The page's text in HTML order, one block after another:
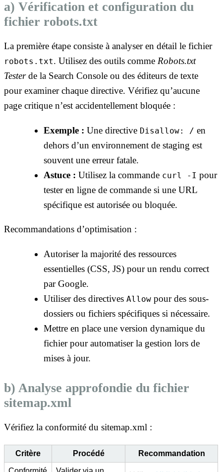
a) Vérification et configuration du
fichier robots.txt
La première étape consiste à analyser en détail le fichier
robots.txt. Utilisez des outils comme Robots.txt
Testerde la Search Console ou des éditeurs de texte
pour examiner chaque directive. Vérifiez qu’aucune
page critique n’est accidentellement bloquée :
Exemple : Une directive Disallow: / en
dehors d’un environnement de staging est
souvent une erreur fatale.
Astuce : Utilisez la commande curl -I pour
tester en ligne de commande si une URL
spécifique est autorisée ou bloquée.
Recommandations d’optimisation :
Autoriser la majorité des ressources
essentielles (CSS, JS) pour un rendu correct
par Google.
Utiliser des directives Allow pour des sous-
dossiers ou fichiers spécifiques si nécessaire.
Mettre en place une version dynamique du
fichier pour automatiser la gestion lors de
mises à jour.
b) Analyse approfondie du fichier
sitemap.xml
Vérifiez la conformité du sitemap.xml :
Critère Procédé Recommandation